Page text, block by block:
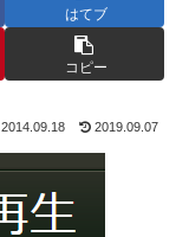
はてブ
コピー
2014.09.18 2019.09.07